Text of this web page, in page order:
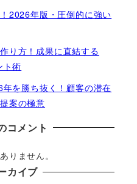
2026年版・圧倒的に強い
り方！成果に直結する
ト術
を勝ち抜く！顧客の潜在
案の極意
コメント
りません。
カイブ